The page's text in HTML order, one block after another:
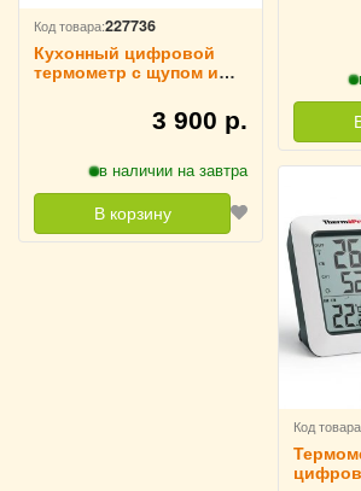
Код товара:227736
Кухонный цифровой
термометр с щупом и
3 900 р.
в наличии на завтра
В корзину
Код